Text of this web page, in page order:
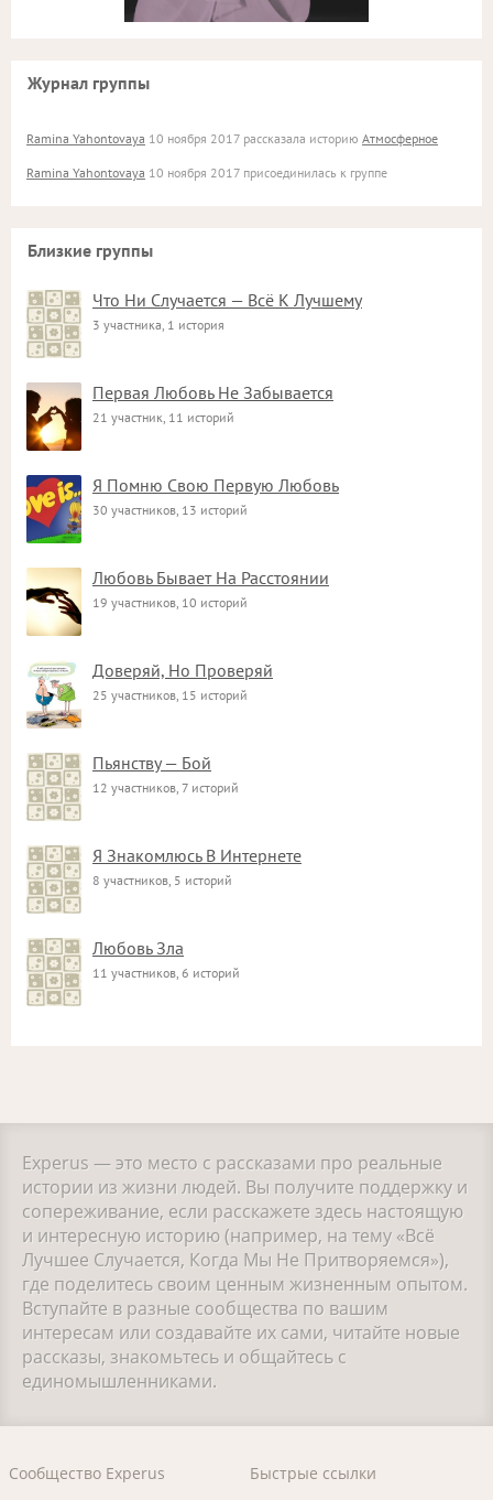
Журнал группы
Ramina Yahontovaya 10 ноября 2017 рассказала историю Атмосферное
Ramina Yahontovaya 10 ноября 2017 присоединилась к группе
Близкие группы
Что Ни Случается — Всё К Лучшему
3 участника, 1 история
Первая Любовь Не Забывается
21 участник, 11 историй
Я Помню Свою Первую Любовь
30 участников, 13 историй
Любовь Бывает На Расстоянии
19 участников, 10 историй
Доверяй, Но Проверяй
25 участников, 15 историй
Пьянству — Бой
12 участников, 7 историй
Я Знакомлюсь В Интернете
8 участников, 5 историй
Любовь Зла
11 участников, 6 историй
Experus — это место с рассказами про реальные
истории из жизни людей. Вы получите поддержку и
сопереживание, если расскажете здесь настоящую
и интересную историю (например, на тему «Всё
Лучшее Случается, Когда Мы Не Притворяемся»),
где поделитесь своим ценным жизненным опытом.
Вступайте в разные сообщества по вашим
интересам или создавайте их сами, читайте новые
рассказы, знакомьтесь и общайтесь с
единомышленниками.
Сообщество Experus Быстрые ссылки